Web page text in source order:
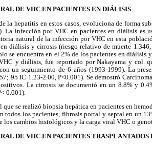
DE VHC EN PACIENTES EN DIÁLISIS
la hepatitis en estos casos, evoluciona de forma
La infección por VHC en pacientes en diálisis es
natural de la infección por VHC en esta
diálisis y cirrosis (riesgo relativo de muerte
se encuentra en el 2% de los pacientes en
y diálisis, fue reportado por Nakayama y col.
un seguimiento de 6 años (1993-1999). La
95 IC 1.23-2.00, P<0.001). Se demostró
La cirrosis se documentó en un 8.8% y
0.001).
que se realizó biopsia hepática en pacientes en
todos los pacientes, fibrosis portal y septal en un
los cambios histológicos y la carga viral VHC o
DE VHC EN PACIENTES TRASPLANTADOS